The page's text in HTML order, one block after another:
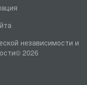
независимости и
2026